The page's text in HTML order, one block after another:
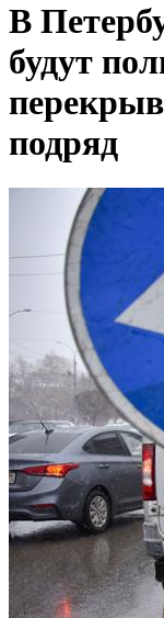
В
будут
подряд